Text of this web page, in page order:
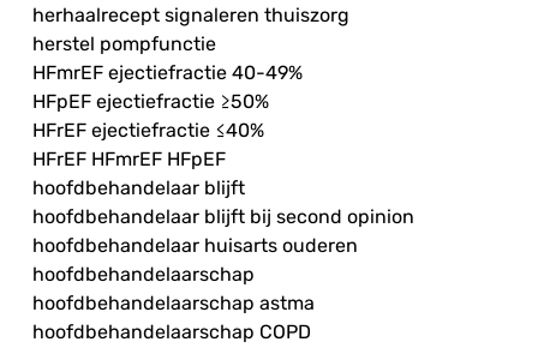
herhaalrecept signaleren thuiszorg
herstel pompfunctie
HFmrEF ejectiefractie 40-49%
HFpEF ejectiefractie ≥50%
HFrEF ejectiefractie ≤40%
HFrEF HFmrEF HFpEF
hoofdbehandelaar blijft
hoofdbehandelaar blijft bij second opinion
hoofdbehandelaar huisarts ouderen
hoofdbehandelaarschap
hoofdbehandelaarschap astma
hoofdbehandelaarschap COPD